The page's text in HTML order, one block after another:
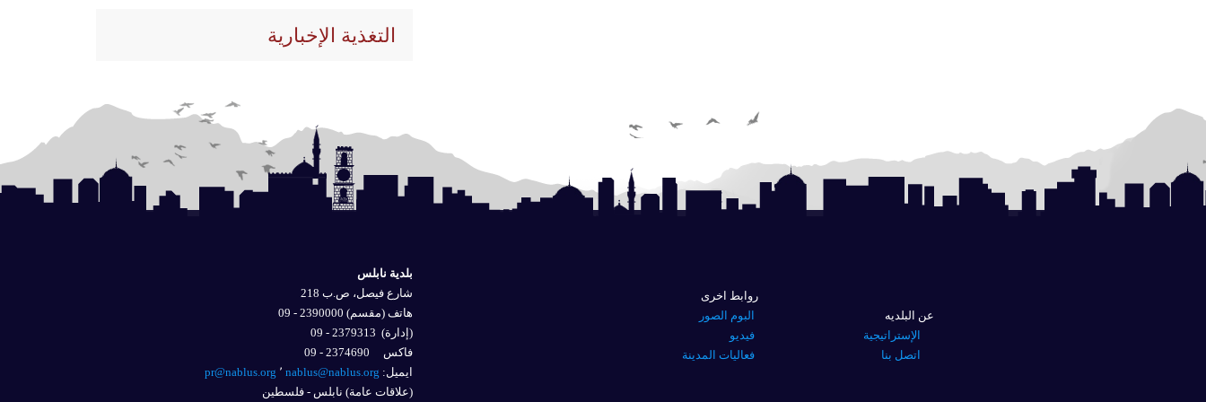
التغذية الإخبارية
بلدية نابلس
شارع فيصل، ص.ب 218
هاتف (مقسم) 2390000 - 09
(إدارة)2379313 - 09
فاكس 2374690 - 09
ايميل: nablus@nablus.org٬
pr@nablus.org
(علاقات عامة) نابلس - فلسطين
عن البلديه
الإستراتيجية
اتصل بنا
روابط اخرى
البوم الصور
فيديو
فعاليات المدينة